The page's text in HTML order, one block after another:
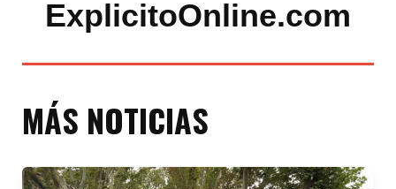
ExplicitoOnline.com
MÁS NOTICIAS